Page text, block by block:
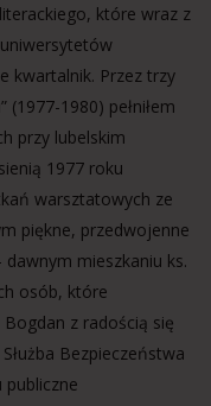
które wraz z
kwartalnik. Przez trzy
1980) pełniłem
przy lubelskim
1977 roku
warsztatowych ze
piękne, przedwojenne
mieszkaniu ks.
osób, które
Bogdan z radością się
Bezpieczeństwa
publiczne